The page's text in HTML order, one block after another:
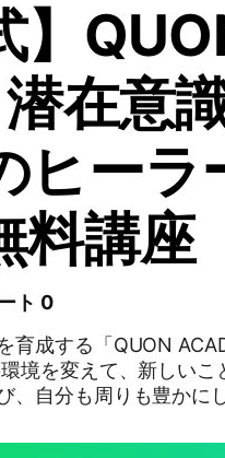
】
在意
ヒーラ
料講座
ト 0
育成する「QUON
、自分も周りも豊かに
理テス